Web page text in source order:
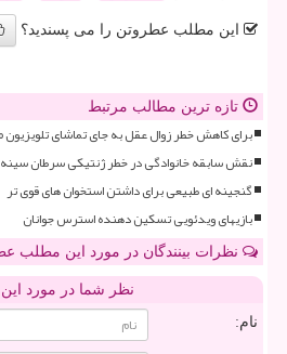
این مطلب عطروتن را می پسندید؟
تازه ترین مطالب مرتبط
برای کاهش خطر زوال عقل به جای تماشای تلویزیون
نقش سابقه خانوادگی در خطر ژنتیکی سرطان سینه
گنجینه ای طبیعی برای داشتن استخوان های قوی تر
بازیهای ویدئویی تسکین دهنده استرس جوانان
نظرات بینندگان در مورد این مطلب
نظر شما در مورد
نام: